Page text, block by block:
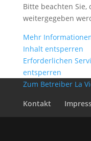
Bitte beachten
weitergegeben
Mehr
Inhalt entsperren
Erforderlichen
entsperren
Zum Betreiber La
Kontakt